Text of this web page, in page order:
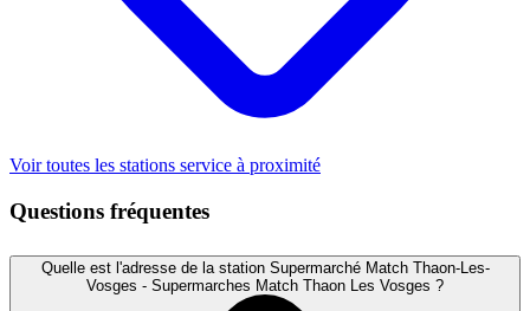
Voir toutes les stations service à proximité
Questions fréquentes
Quelle est l'adresse de la station Supermarché Match Thaon-Les-
Vosges - Supermarches Match Thaon Les Vosges ?